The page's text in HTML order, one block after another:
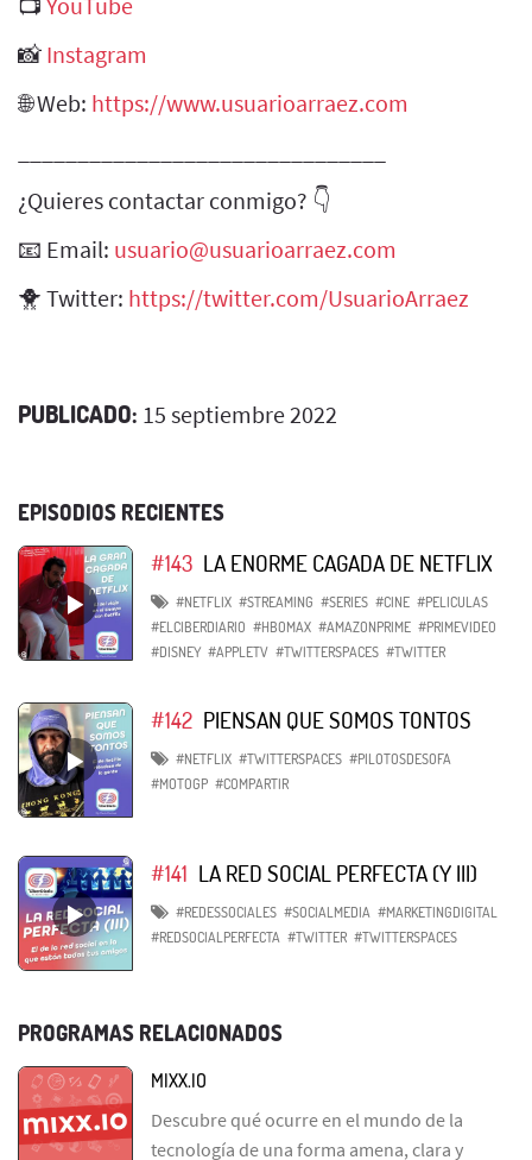
📸 Instagram
🌐 Web: https://www.usuarioarraez.com
¿Quieres contactar conmigo? 👇
📧 Email: usuario@usuarioarraez.com
🐥 Twitter: https://twitter.com/UsuarioArraez
PUBLICADO: 15 septiembre 2022
EPISODIOS RECIENTES
#143 LA ENORME CAGADA DE NETFLIX
#NETFLIX #STREAMING #SERIES #CINE #PELICULAS
#ELCIBERDIARIO #HBOMAX #AMAZONPRIME #PRIMEVIDEO
#DISNEY #APPLETV #TWITTERSPACES #TWITTER
#142 PIENSAN QUE SOMOS TONTOS
#NETFLIX #TWITTERSPACES #PILOTOSDESOFA
#MOTOGP #COMPARTIR
#141 LA RED SOCIAL PERFECTA (Y III)
#REDESSOCIALES #SOCIALMEDIA #MARKETINGDIGITAL
#REDSOCIALPERFECTA #TWITTER #TWITTERSPACES
PROGRAMAS RELACIONADOS
MIXX.IO
Descubre qué ocurre en el mundo de la
tecnología de una forma amena, clara y